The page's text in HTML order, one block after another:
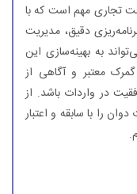
تجاری مهم است که با
دقیق، مدیریت
به بهینه‌سازی این
معتبر و آگاهی از
در واردات باشد. از
را با سابقه و اعتبار